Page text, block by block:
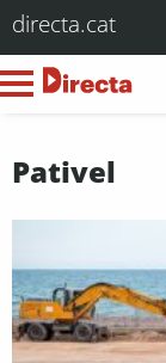
directa.cat
Pativel